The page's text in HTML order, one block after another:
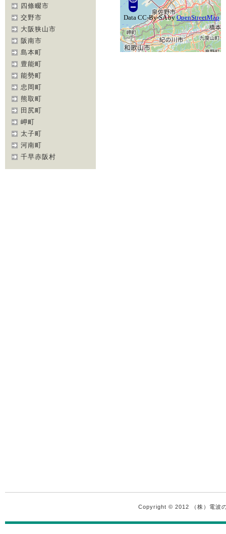
四條畷市
交野市
大阪狭山市
阪南市
島本町
豊能町
能勢町
忠岡町
熊取町
田尻町
岬町
太子町
河南町
千早赤阪村
Copyright © 2012 （株）電波